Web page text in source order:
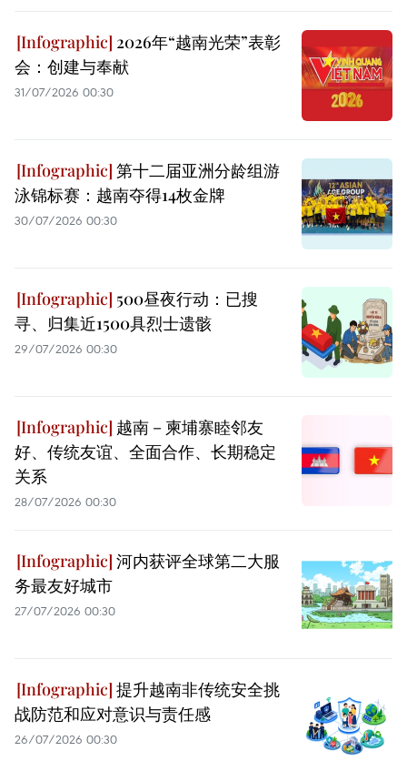
2026年“越南光荣”表彰
会：创建与奉献
31/07/2026 00:30
第十二届亚洲分龄组游
泳锦标赛：越南夺得14枚金牌
30/07/2026 00:30
500昼夜行动：已搜
寻、归集近1500具烈士遗骸
29/07/2026 00:30
越南－柬埔寨睦邻友
好、传统友谊、全面合作、长期稳定
关系
28/07/2026 00:30
河内获评全球第二大服
务最友好城市
27/07/2026 00:30
提升越南非传统安全挑
战防范和应对意识与责任感
26/07/2026 00:30